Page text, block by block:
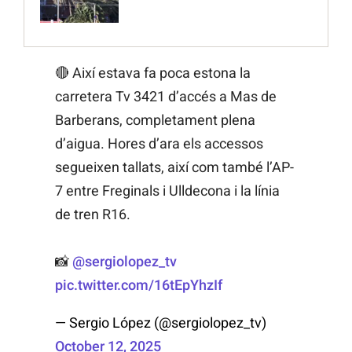
🔴 Així estava fa poca estona la
carretera Tv 3421 d’accés a Mas de
Barberans, completament plena
d’aigua. Hores d’ara els accessos
segueixen tallats, així com també l’AP-
7 entre Freginals i Ulldecona i la línia
de tren R16.
📸 @sergiolopez_tv
pic.twitter.com/16tEpYhzIf
— Sergio López (@sergiolopez_tv)
October 12, 2025